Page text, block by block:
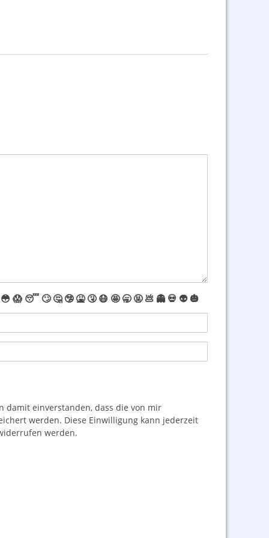
😳 😱 😴 🙄 🤔 🤥 🤮 🤧 😷 🤩 🥱 🤬 💩 👻 💀 👽 🎃
einverstanden, dass die von mir
werden. Diese Einwilligung kann jederzeit
werden.